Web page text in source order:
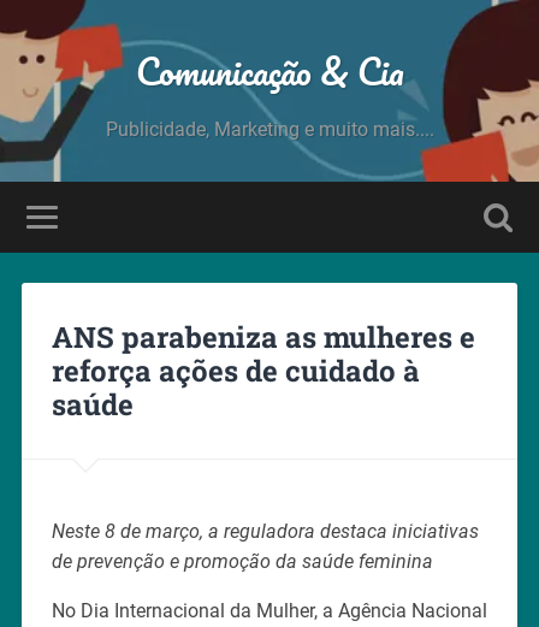
Comunicação & Cia
Publicidade, Marketing e muito mais....
ANS parabeniza as mulheres e
reforça ações de cuidado à
saúde
Neste 8 de março, a reguladora destaca iniciativas
de prevenção e promoção da saúde feminina
No Dia Internacional da Mulher, a Agência Nacional